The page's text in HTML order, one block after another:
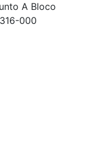
A Bloco
000